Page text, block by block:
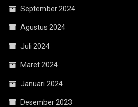
September 2024
Agustus 2024
Juli 2024
Maret 2024
Januari 2024
Desember 2023